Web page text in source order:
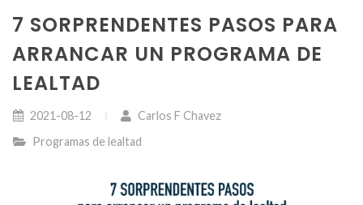
7 SORPRENDENTES PASOS PARA
ARRANCAR UN PROGRAMA DE
LEALTAD
2021-08-12
Carlos F Chavez
Programas de lealtad